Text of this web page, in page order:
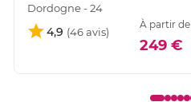
Dordogne - 24
4,9
À partir de
249 €